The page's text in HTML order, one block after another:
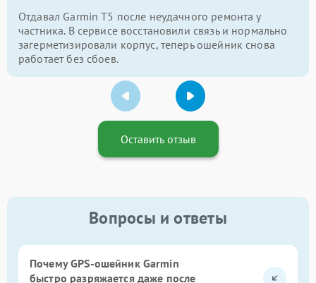
Отдавал Garmin T5 после неудачного ремонта у
частника. В сервисе восстановили связь и нормально
загерметизировали корпус, теперь ошейник снова
работает без сбоев.
Оставить отзыв
Вопросы и ответы
Почему GPS-ошейник Garmin
быстро разряжается даже после